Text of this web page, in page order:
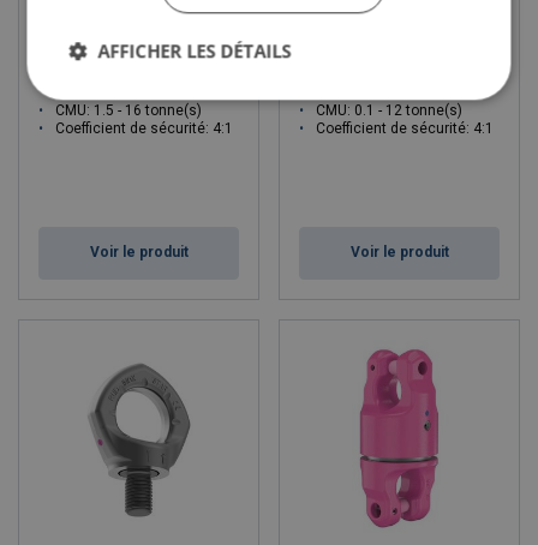
Anneau à souder RUD VLBS-
CMU: 1.5 - 16 tonne(s)
Coefficient de sécurité: 4:1
Voir le produit
CMU: 0.1 - 12 tonne(s)
Coefficient de sécurité: 4:1
Voir le produit
AFFICHER LES DÉTAILS